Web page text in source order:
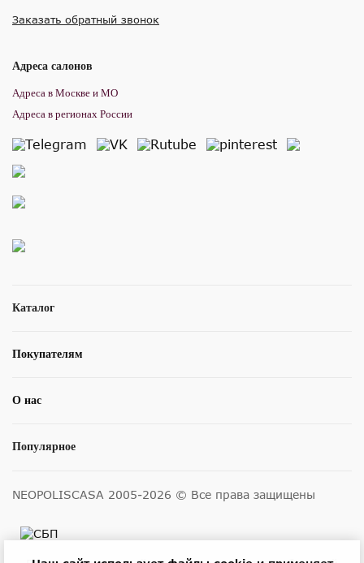
Каталог
Покупателям
О нас
Популярное
Заказать обратный звонок
Адреса салонов
Адреса в Москве и МО
Адреса в регионах России
NEOPOLISCASA 2005-2026 © Все права защищены